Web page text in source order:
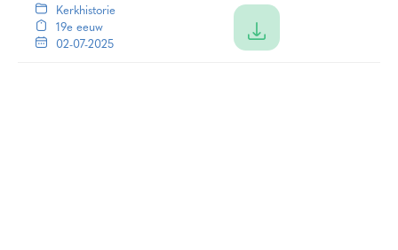
Kerkhistorie
19e eeuw
02-07-2025